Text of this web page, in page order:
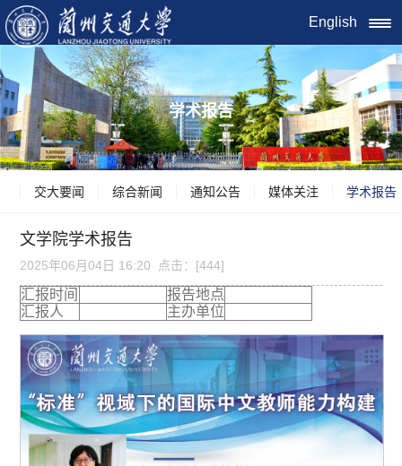
English
学术报告
交大要闻 综合新闻 通知公告 媒体关注 学术报告
文学院学术报告
2025年06月04日 16:20 点击：[444]
汇报时间
报告地点
汇报人
主办单位